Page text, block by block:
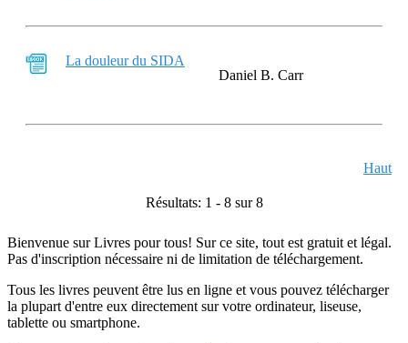
La douleur du SIDA
Daniel B. Carr
Haut
Résultats: 1 - 8 sur 8
Bienvenue sur Livres pour tous! Sur ce site, tout est gratuit et légal.
Pas d'inscription nécessaire ni de limitation de téléchargement.
Tous les livres peuvent être lus en ligne et vous pouvez télécharger
la plupart d'entre eux directement sur votre ordinateur, liseuse,
tablette ou smartphone.